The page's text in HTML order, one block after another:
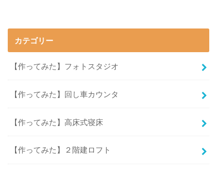
カテゴリー
【作ってみた】フォトスタジオ
【作ってみた】回し車カウンタ
【作ってみた】高床式寝床
【作ってみた】２階建ロフト